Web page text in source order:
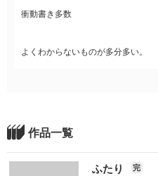
衝動書き多数
よくわからないものが多分多い。
作品一覧
ふたり 完